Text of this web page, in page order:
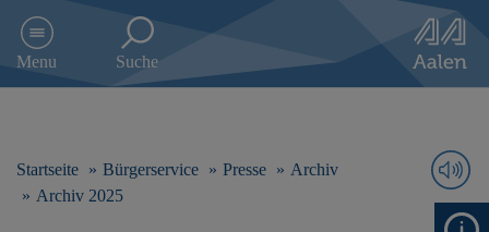
e
Menu Suche
Startseite Bürgerservice Presse
Archiv
Archiv 2025